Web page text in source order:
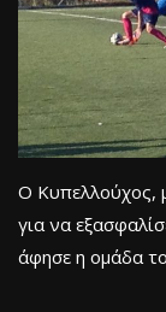
Ο Κυπελλούχος,
για να
άφησε η ομάδα